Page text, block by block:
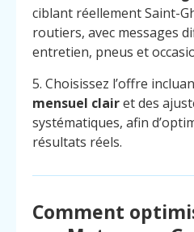
ciblant réellement Saint-
routiers, avec messages
entretien, pneus et
5. Choisissez l’offre
mensuel clairet des
systématiques, afin
résultats réels.
Comment